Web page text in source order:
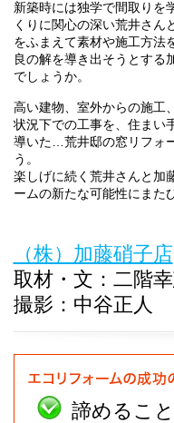
新築時には独学で間取りを
くりに関心の深い荒井さん
をふまえて素材や施工方法
良の解を導き出そうとする
でしょうか。
高い建物、室外からの施工
状況下での工事を、住まい
導いた…荒井邸の窓リフォ
う。
楽しげに続く荒井さんと加
ームの新たな可能性にまた
（株）加藤硝子店
取材・文：二階
撮影：中谷正人
諦めるこ